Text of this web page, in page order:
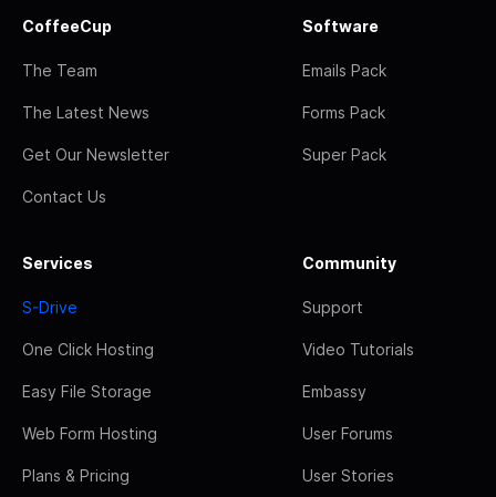
CoffeeCup
The Team
The Latest News
Get Our Newsletter
Contact Us
Software
Emails Pack
Forms Pack
Super Pack
Services
S-Drive
One Click Hosting
Easy File Storage
Web Form Hosting
Plans & Pricing
Community
Support
Video Tutorials
Embassy
User Forums
User Stories